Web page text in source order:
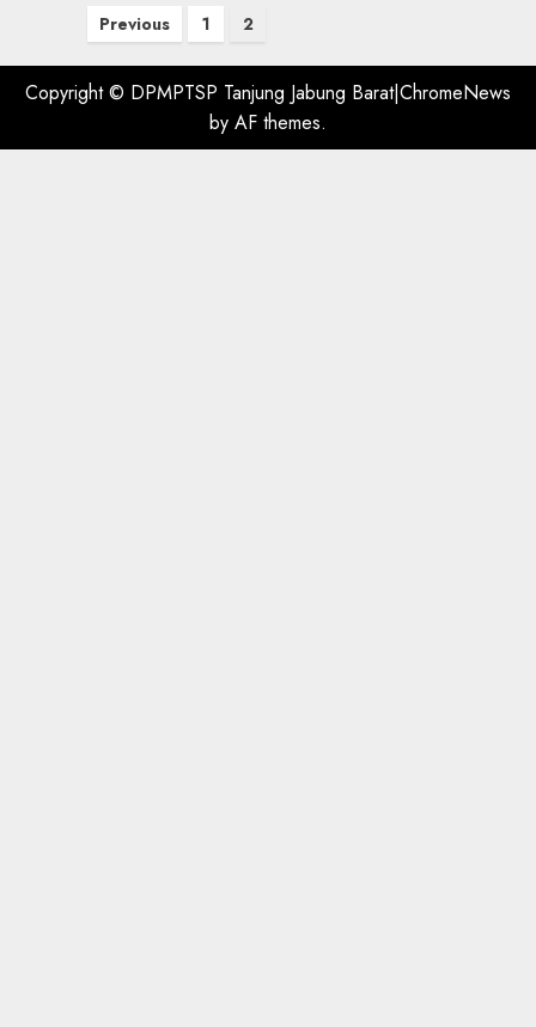
Paginasi
pos
Previous 1 2
Copyright © DPMPTSP Tanjung Jabung Barat|ChromeNews
by AF themes.